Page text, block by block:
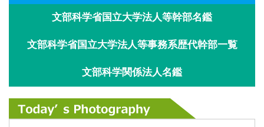
文部科学省国立大学法人等幹部名鑑
文部科学省国立大学法人等事務系歴代幹部一覧
文部科学関係法人名鑑